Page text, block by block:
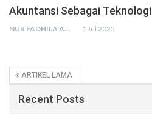
Akuntansi Sebagai Teknologi
NUR FADHILA AMRI, SE., AK., M.SI 1 Jul 2025
ARTIKEL LAMA
Recent Posts